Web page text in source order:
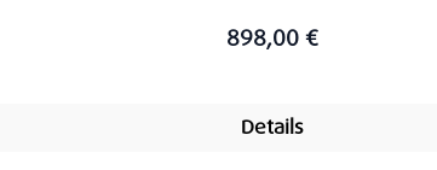
898,00 €
Details